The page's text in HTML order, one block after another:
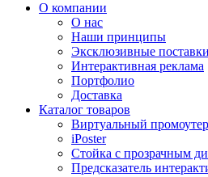
О компании
О нас
Наши принципы
Эксклюзивные поставки
Интерактивная реклама
Портфолио
Доставка
Каталог товаров
Виртуальный промоутер
iPoster
Стойка с прозрачным
Предсказатель